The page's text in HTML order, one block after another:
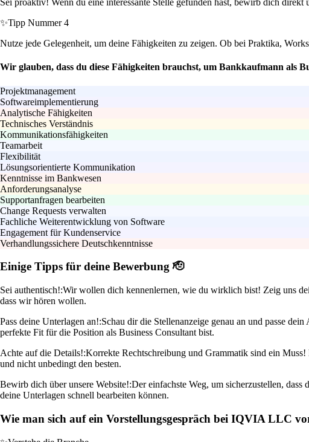
Sei proaktiv! Wenn du eine interessante Stelle gefunden hast, bewirb dich
✨Tipp Nummer 4
Nutze jede Gelegenheit, um deine Fähigkeiten zu zeigen. Ob bei Praktika,
Wir glauben, dass du diese Fähigkeiten brauchst, um Bankkaufmann als
Projektmanagement
Softwareimplementierung
Analytische Fähigkeiten
Technisches Verständnis
Kommunikationsfähigkeiten
Teamarbeit
Flexibilität
Lösungsorientierte Kommunikation
Kenntnisse im Bankwesen
Anforderungsanalyse
Supportanfragen bearbeiten
Change Requests verwalten
Fachliche Weiterentwicklung von Software
Engagement für Kundenservice
Verhandlungssichere Deutschkenntnisse
Einige Tipps für deine Bewerbung 🫡
Sei authentisch!:Wir wollen dich kennenlernen, wie du wirklich bist! Zeig uns
dass wir hören wollen.
Pass deine Unterlagen an!:Schau dir die Stellenanzeige genau an und passe
perfekte Fit für die Position als Business Consultant bist.
Achte auf die Details!:Korrekte Rechtschreibung und Grammatik sind ein
und nicht unbedingt den besten.
Bewirb dich über unsere Website!:Der einfachste Weg, um sicherzustellen,
deine Unterlagen schnell bearbeiten können.
Wie man sich auf ein Vorstellungsgespräch bei IQVIA LLC